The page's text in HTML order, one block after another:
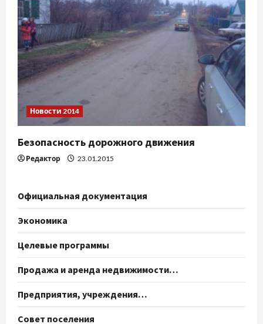
Новости 2014
Безопасность дорожного движения
Редактор 23.01.2015
Официальная документация
Экономика
Целевые программы
Продажа и аренда недвижимости…
Предприятия, учреждения…
Совет поселения